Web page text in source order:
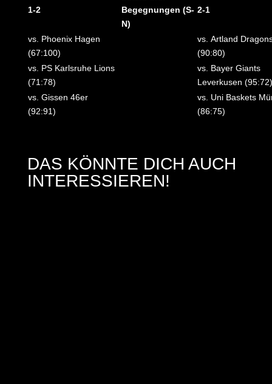
1-2
Begegnungen (S-
N)
2-1
vs. Phoenix Hagen
(67:100)
vs. Artland
(90:80)
vs. PS Karlsruhe Lions
(71:78)
vs. Bayer Giants
Leverkusen (95:72)
vs. Gissen 46er
(92:91)
vs. Uni Baskets
(86:75)
DAS KÖNNTE DICH AUCH
INTERESSIEREN!